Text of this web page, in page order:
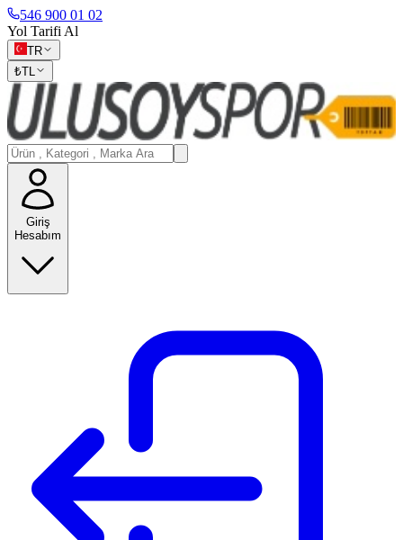
546 900 01 02
Yol Tarifi Al
TR
₺TL
Giriş
Hesabım